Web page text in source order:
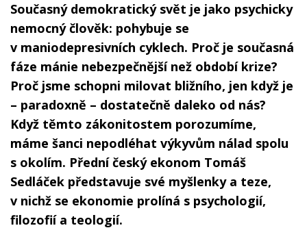
Současný demokratický svět je jako psychicky
nemocný člověk: pohybuje se
v maniodepresivních cyklech. Proč je současná
fáze mánie nebezpečnější než období krize?
Proč jsme schopni milovat bližního, jen když je
– paradoxně – dostatečně daleko od nás?
Když těmto zákonitostem porozumíme,
máme šanci nepodléhat výkyvům nálad spolu
s okolím. Přední český ekonom Tomáš
Sedláček představuje své myšlenky a teze,
v nichž se ekonomie prolíná s psychologií,
filozofií a teologií.